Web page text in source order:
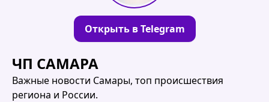
Открыть в Telegram
ЧП САМАРА
Важные новости Самары, топ происшествия
региона и России.